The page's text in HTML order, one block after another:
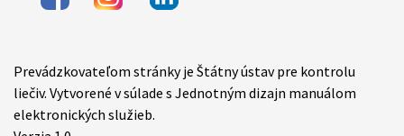
Items
Prevádzkovateľom stránky je Štátny ústav pre kontrolu
liečiv. Vytvorené v súlade s Jednotným dizajn manuálom
elektronických služieb.